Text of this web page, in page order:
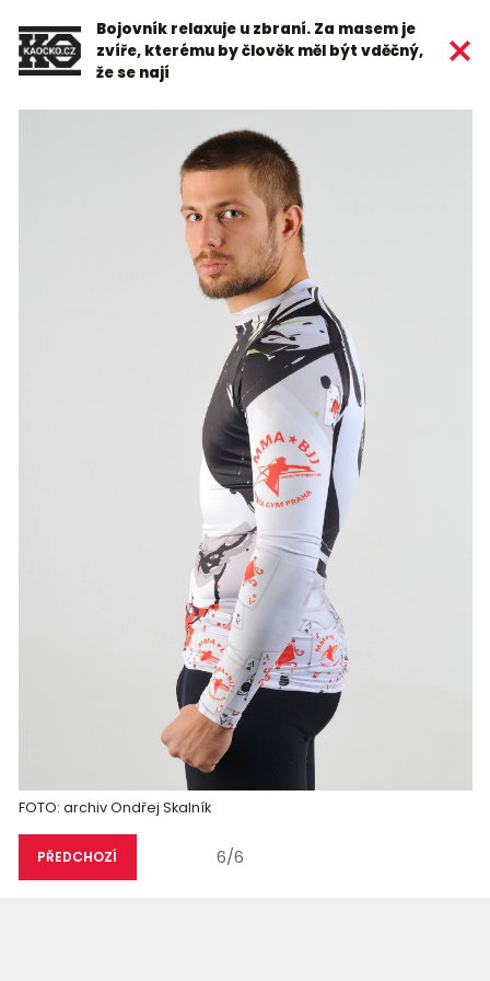
Bojovník relaxuje u zbraní. Za masem je
zvíře, kterému by člověk měl být vděčný,
že se nají
FOTO: archiv Ondřej Skalník
PŘEDCHOZÍ 6/6